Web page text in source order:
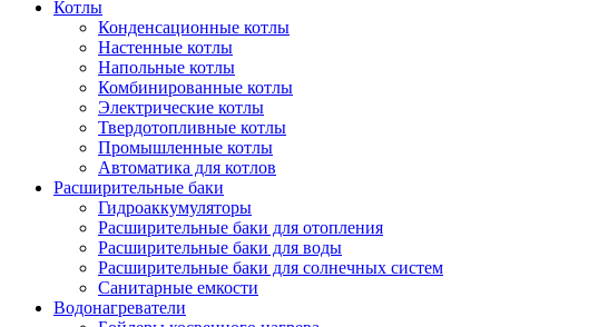
Котлы
Конденсационные котлы
Настенные котлы
Напольные котлы
Комбинированные котлы
Электрические котлы
Твердотопливные котлы
Промышленные котлы
Автоматика для котлов
Расширительные баки
Гидроаккумуляторы
Расширительные баки для отопления
Расширительные баки для воды
Расширительные баки для солнечных систем
Санитарные емкости
Водонагреватели